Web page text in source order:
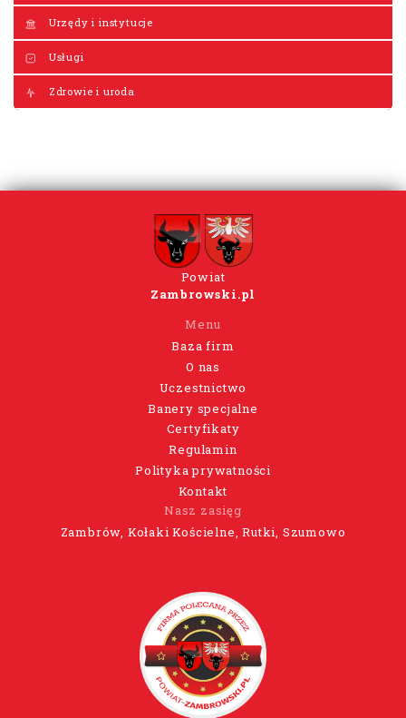
Urzędy i instytucje
Usługi
Zdrowie i uroda
Powiat
Zambrowski.pl
Menu
Baza firm
O nas
Uczestnictwo
Banery specjalne
Certyfikaty
Regulamin
Polityka prywatności
Kontakt
Nasz zasięg
Zambrów, Kołaki Kościelne, Rutki, Szumowo